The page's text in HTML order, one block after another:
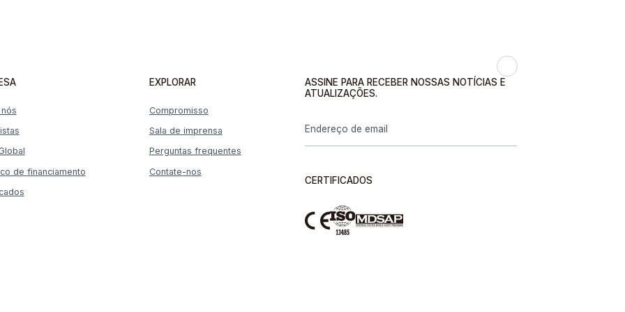
de financiamento
EXPLORAR
Compromisso
Sala de imprensa
Perguntas frequentes
Contate-nos
ASSINE PARA RECEBER NOSSAS NOTÍCIAS E
ATUALIZAÇÕES.
CERTIFICADOS